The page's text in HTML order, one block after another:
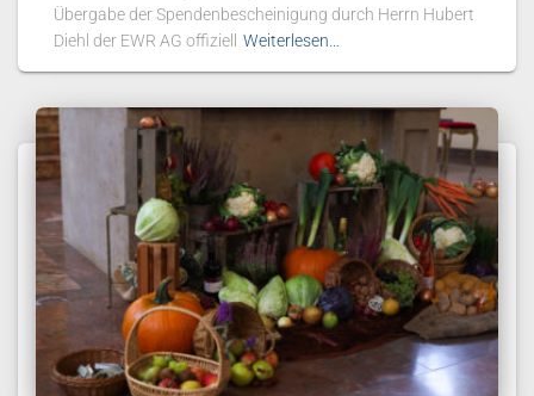
Übergabe der Spendenbescheinigung durch Herrn Hubert
Diehl der EWR AG offiziell
Weiterlesen…